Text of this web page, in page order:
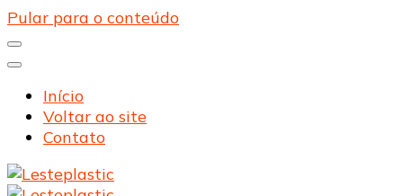
Pular para o conteúdo
Início
Voltar ao site
Contato